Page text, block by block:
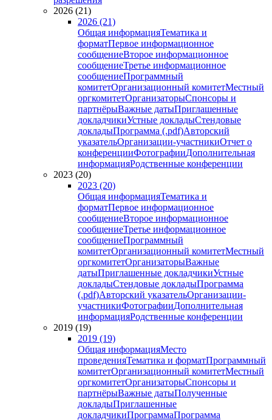
2026 (21)
2026 (21)
Общая информацияТематика и
форматПервое информационное
сообщениеВторое информационное
сообщениеТретье информационное
сообщениеПрограммный
комитетОрганизационный комитетМестный
оргкомитетОрганизаторыСпонсоры и
партнёрыВажные датыПриглашенные
докладчикиУстные докладыСтендовые
докладыПрограмма (.pdf)Авторский
указательОрганизации-участникиОтчет о
конференцииФотографииДополнительная
информацияРодственные конференции
2023 (20)
2023 (20)
Общая информацияТематика и
форматПервое информационное
сообщениеВторое информационное
сообщениеТретье информационное
сообщениеПрограммный
комитетОрганизационный комитетМестный
оргкомитетОрганизаторыВажные
датыПриглашенные докладчикиУстные
докладыСтендовые докладыПрограмма
(.pdf)Авторский указательОрганизации-
участникиФотографииДополнительная
информацияРодственные конференции
2019 (19)
2019 (19)
Общая информацияМесто
проведенияТематика и форматПрограммный
комитетОрганизационный комитетМестный
оргкомитетОрганизаторыСпонсоры и
партнёрыВажные датыПолученные
докладыПриглашенные
докладчикиПрограммаПрограмма